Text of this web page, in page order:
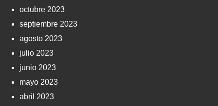
octubre 2023
septiembre 2023
agosto 2023
julio 2023
junio 2023
mayo 2023
abril 2023